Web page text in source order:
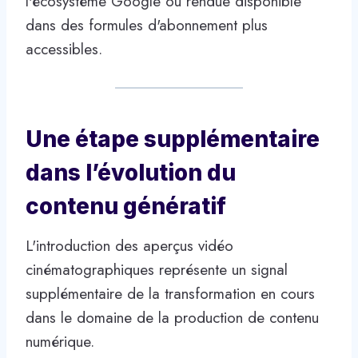
dans des formules d'abonnement plus
accessibles.
Une étape supplémentaire
dans l’évolution du
contenu génératif
L'introduction des aperçus vidéo
cinématographiques représente un signal
supplémentaire de la transformation en cours
dans le domaine de la production de contenu
numérique.